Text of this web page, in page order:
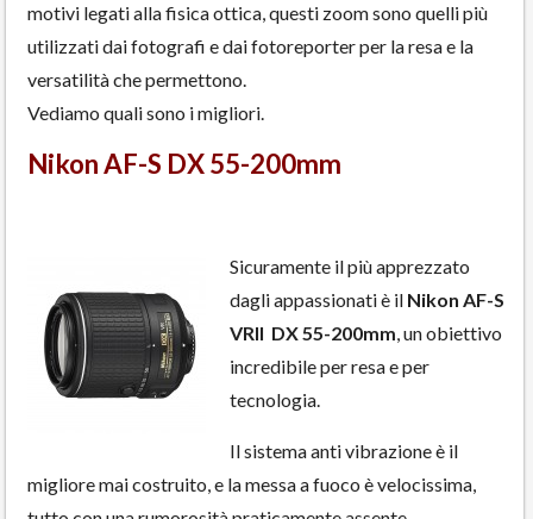
motivi legati alla fisica ottica, questi zoom sono quelli più
utilizzati dai fotografi e dai fotoreporter per la resa e la
versatilità che permettono.
Vediamo quali sono i migliori.
Nikon AF-S DX 55-200mm
Sicuramente il più apprezzato
dagli appassionati è il Nikon AF-S
VRII DX 55-200mm, un obiettivo
incredibile per resa e per
tecnologia.
Il sistema anti vibrazione è il
migliore mai costruito, e la messa a fuoco è velocissima,